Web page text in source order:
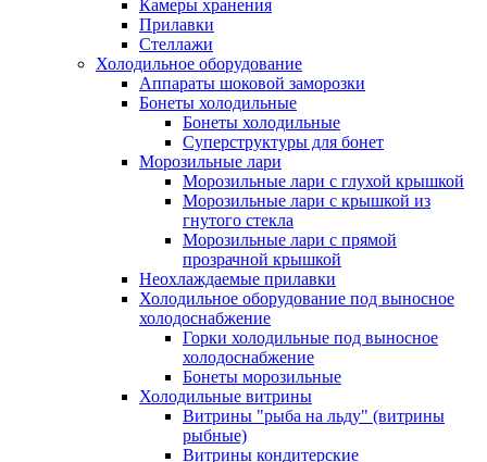
Камеры хранения
Прилавки
Стеллажи
Холодильное оборудование
Аппараты шоковой заморозки
Бонеты холодильные
Бонеты холодильные
Суперструктуры для бонет
Морозильные лари
Морозильные лари с глухой крышкой
Морозильные лари с крышкой из
гнутого стекла
Морозильные лари с прямой
прозрачной крышкой
Неохлаждаемые прилавки
Холодильное оборудование под выносное
холодоснабжение
Горки холодильные под выносное
холодоснабжение
Бонеты морозильные
Холодильные витрины
Витрины "рыба на льду" (витрины
рыбные)
Витрины кондитерские